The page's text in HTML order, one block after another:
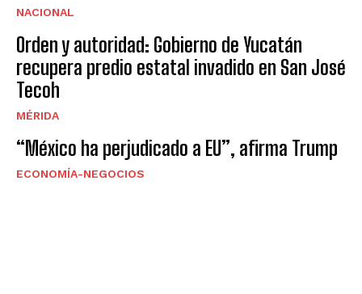
NACIONAL
Orden y autoridad: Gobierno de Yucatán
recupera predio estatal invadido en San José
Tecoh
MÉRIDA
“México ha perjudicado a EU”, afirma Trump
ECONOMÍA-NEGOCIOS